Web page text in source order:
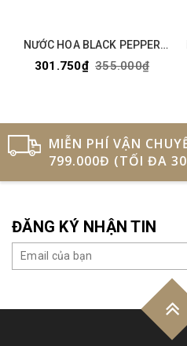
NƯỚC HOA BLACK PEPPER
10ML
301.750₫ 355.000₫
MIỄN PHÍ VẬN
799.000Đ (TỐI ĐA
ĐĂNG KÝ NHẬN TIN